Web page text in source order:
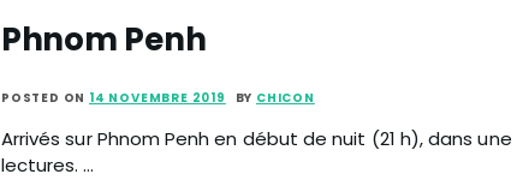
Phnom Penh
POSTED ON 14 NOVEMBRE 2019 BY CHICON
Arrivés sur Phnom Penh en début de nuit (21 h), dans
lectures. …